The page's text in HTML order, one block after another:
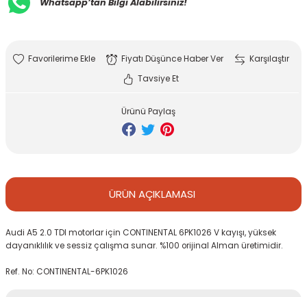
Whatsapp’tan Bilgi Alabilirsiniz!
Fiyatı Düşünce Haber Ver
Karşılaştır
Tavsiye Et
Ürünü Paylaş
ÜRÜN AÇIKLAMASI
Audi A5 2.0 TDI motorlar için CONTINENTAL 6PK1026 V kayışı, yüksek
dayanıklılık ve sessiz çalışma sunar. %100 orijinal Alman üretimidir.
Ref. No: CONTINENTAL-6PK1026